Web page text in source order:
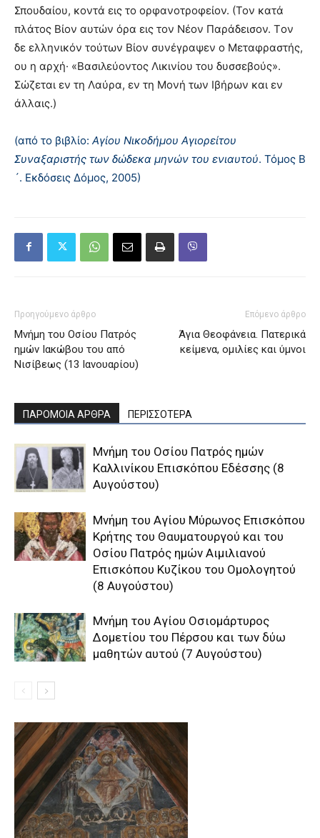
Σπουδαίου, κοντά εις το ορφανοτροφείον. (Τον κατά
πλάτος Βίον αυτών όρα εις τον Νέον Παράδεισον. Tον
δε ελληνικόν τούτων Βίον συνέγραψεν ο Μεταφραστής,
ου η αρχή· «Βασιλεύοντος Λικινίου του δυσσεβούς».
Σώζεται εν τη Λαύρα, εν τη Μονή των Ιβήρων και εν
άλλαις.)
(από το βιβλίο: Αγίου Νικοδήμου Αγιορείτου
Συναξαριστής των δώδεκα μηνών του ενιαυτού. Τόμος Β
´. Εκδόσεις Δόμος, 2005)
Προηγούμενο άρθρο
Μνήμη του Oσίου Πατρός
ημών Ιακώβου του από
Νισίβεως (13 Ιανουαρίου)
Επόμενο άρθρο
Άγια Θεοφάνεια. Πατερικά
κείμενα, ομιλίες και ύμνοι
ΠΑΡΟΜΟΙΑ ΑΡΘΡΑ ΠΕΡΙΣΣΟΤΕΡΑ
Μνήμη του Οσίου Πατρός ημών
Καλλινίκου Επισκόπου Εδέσσης (8
Αυγούστου)
Μνήμη του Aγίου Mύρωνος Eπισκόπου
Kρήτης του Θαυματουργού και του
Oσίου Πατρός ημών Aιμιλιανού
Eπισκόπου Kυζίκου του Oμολογητού
(8 Αυγούστου)
Μνήμη του Aγίου Oσιομάρτυρος
Δομετίου του Πέρσου και των δύω
μαθητών αυτού (7 Αυγούστου)